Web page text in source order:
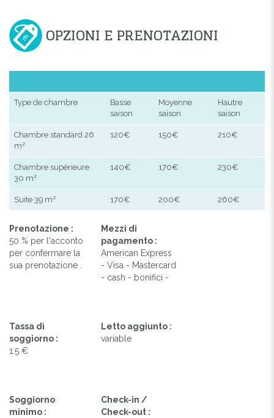
OPZIONI E PRENOTAZIONI
Type de chambre
Basse
saison
Moyenne
saison
Hautre
saison
Chambre standard 26
m²
120€ 150€ 210€
Chambre supérieure
30 m²
140€ 170€ 230€
Suite 39 m² 170€ 200€ 260€
Prenotazione :
50 % per l'acconto
per confermare la
sua prenotazione .
Mezzi di
pagamento :
American Express
- Visa - Mastercard
- cash - bonifici -
Tassa di
soggiorno :
1.5 €
Letto aggiunto :
variable
Soggiorno
minimo :
Check-in /
Check-out :